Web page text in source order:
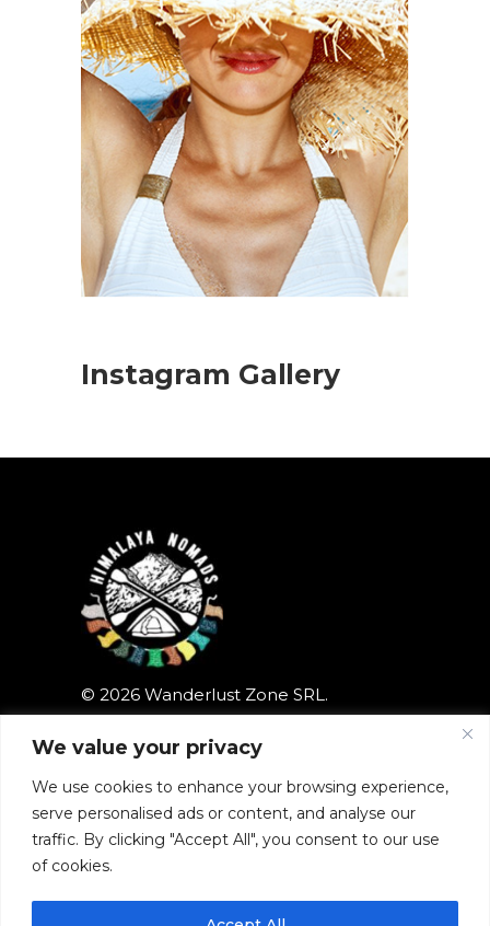
We value your privacy
We use cookies to enhance your browsing experience,
serve personalised ads or content, and analyse our
traffic. By clicking "Accept All", you consent to our use
of cookies.
Instagram Gallery
© 2026 Wanderlust Zone SRL.
All rights reserved.Privacy Policy
Follow us